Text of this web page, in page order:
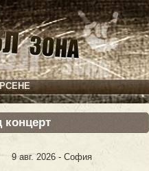
9 авг. 2026 - София